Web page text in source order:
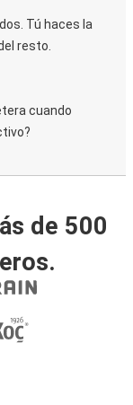
Tú haces la
resto.
cuando
de 500